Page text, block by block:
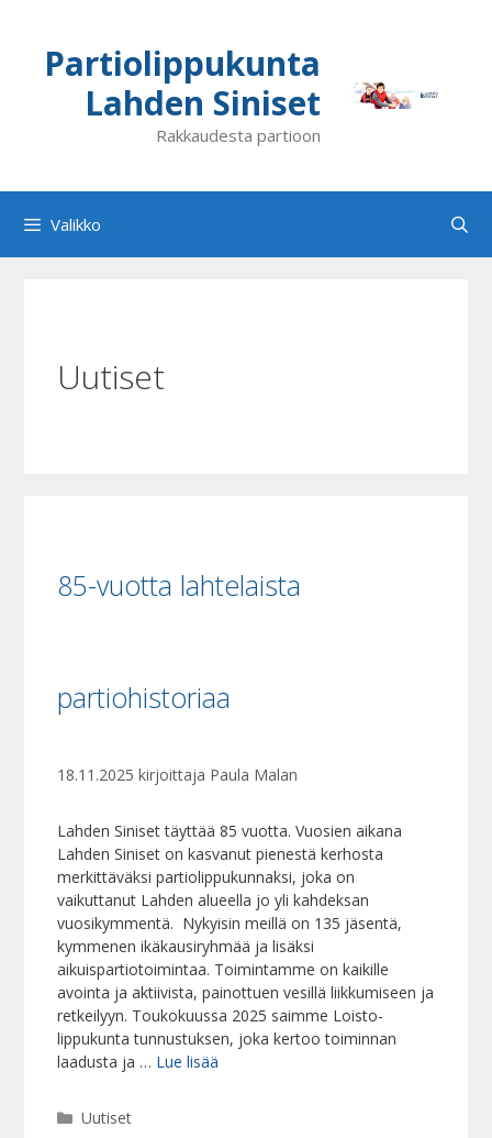
Partiolippukunta
Lahden Siniset
Rakkaudesta partioon
Valikko
Uutiset
85-vuotta lahtelaista
partiohistoriaa
18.11.2025 kirjoittaja Paula Malan
Lahden Siniset täyttää 85 vuotta. Vuosien aikana
Lahden Siniset on kasvanut pienestä kerhosta
merkittäväksi partiolippukunnaksi, joka on
vaikuttanut Lahden alueella jo yli kahdeksan
vuosikymmentä. Nykyisin meillä on 135 jäsentä,
kymmenen ikäkausiryhmää ja lisäksi
aikuispartiotoimintaa. Toimintamme on kaikille
avointa ja aktiivista, painottuen vesillä liikkumiseen ja
retkeilyyn. Toukokuussa 2025 saimme Loisto-
lippukunta tunnustuksen, joka kertoo toiminnan
laadusta ja … Lue lisää
Kategoriat
Uutiset